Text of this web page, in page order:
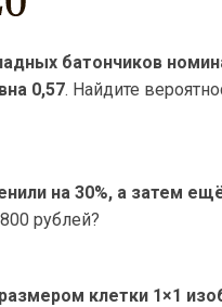
батончиков
0,57. Найдите
на 30%, а затем
рублей?
клетки 1×1